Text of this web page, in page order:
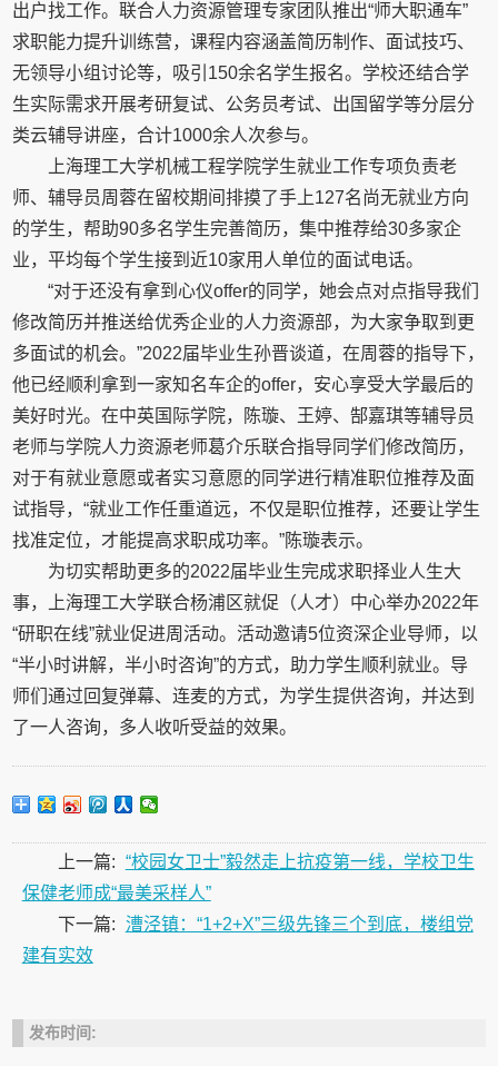
出户找工作。联合人力资源管理专家团队推出“师大职通车”
求职能力提升训练营，课程内容涵盖简历制作、面试技巧、
无领导小组讨论等，吸引150余名学生报名。学校还结合学
生实际需求开展考研复试、公务员考试、出国留学等分层分
类云辅导讲座，合计1000余人次参与。
上海理工大学机械工程学院学生就业工作专项负责老
师、辅导员周蓉在留校期间排摸了手上127名尚无就业方向
的学生，帮助90多名学生完善简历，集中推荐给30多家企
业，平均每个学生接到近10家用人单位的面试电话。
“对于还没有拿到心仪offer的同学，她会点对点指导我们
修改简历并推送给优秀企业的人力资源部，为大家争取到更
多面试的机会。”2022届毕业生孙晋谈道，在周蓉的指导下，
他已经顺利拿到一家知名车企的offer，安心享受大学最后的
美好时光。在中英国际学院，陈璇、王婷、郜嘉琪等辅导员
老师与学院人力资源老师葛介乐联合指导同学们修改简历，
对于有就业意愿或者实习意愿的同学进行精准职位推荐及面
试指导，“就业工作任重道远，不仅是职位推荐，还要让学生
找准定位，才能提高求职成功率。”陈璇表示。
为切实帮助更多的2022届毕业生完成求职择业人生大
事，上海理工大学联合杨浦区就促（人才）中心举办2022年
“研职在线”就业促进周活动。活动邀请5位资深企业导师，以
“半小时讲解，半小时咨询”的方式，助力学生顺利就业。导
师们通过回复弹幕、连麦的方式，为学生提供咨询，并达到
了一人咨询，多人收听受益的效果。
上一篇: “校园女卫士”毅然走上抗疫第一线，学校卫生
保健老师成“最美采样人”
下一篇: 漕泾镇：“1+2+X”三级先锋三个到底，楼组党
建有实效
发布时间: